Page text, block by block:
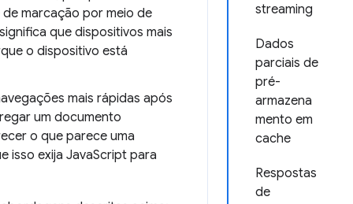
streaming
Dados
parciais de
pré-
armazena
mento em
cache
Respostas
de
marcação por meio de
que dispositivos mais
o dispositivo está
mais rápidas após
um documento
o que parece uma
isso exija JavaScript para